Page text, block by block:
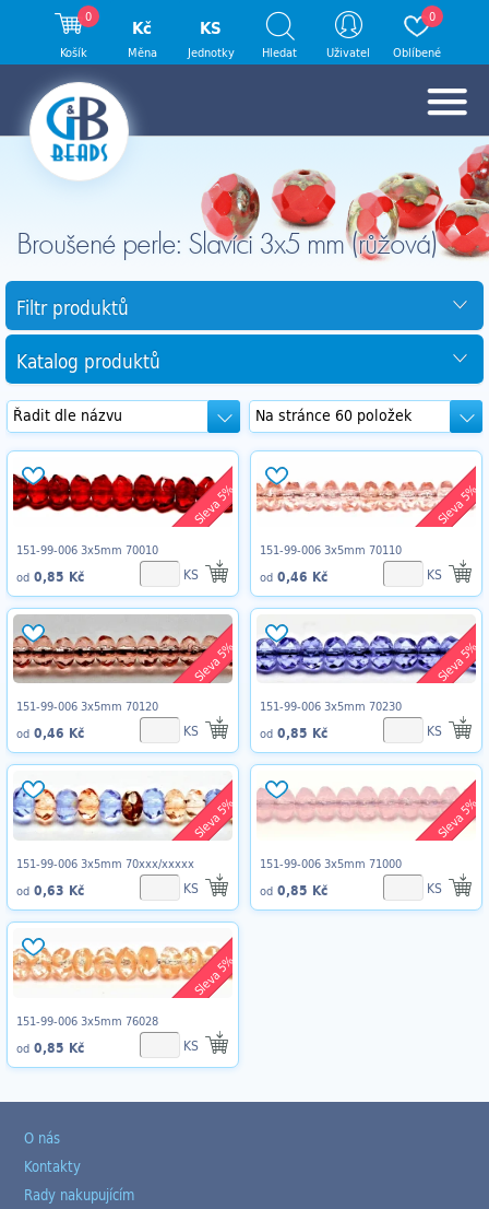
Broušené perle: Slavíci 3x5 mm (růžová)
Filtr produktů
Katalog produktů
Sleva 5%
151-99-006 3x5mm 70010
od 0,85 Kč KS
Sleva 5%
151-99-006 3x5mm 70110
od 0,46 Kč KS
Sleva 5%
151-99-006 3x5mm 70120
od 0,46 Kč KS
Sleva 5%
151-99-006 3x5mm 70230
od 0,85 Kč KS
Sleva 5%
151-99-006 3x5mm 70xxx/xxxxx
od 0,63 Kč KS
Sleva 5%
151-99-006 3x5mm 71000
od 0,85 Kč KS
Sleva 5%
151-99-006 3x5mm 76028
od 0,85 Kč KS
0
Košík
Kč
Měna
KS
Jednotky Hledat Uživatel
0
Oblíbené
O nás
Kontakty
Rady nakupujícím